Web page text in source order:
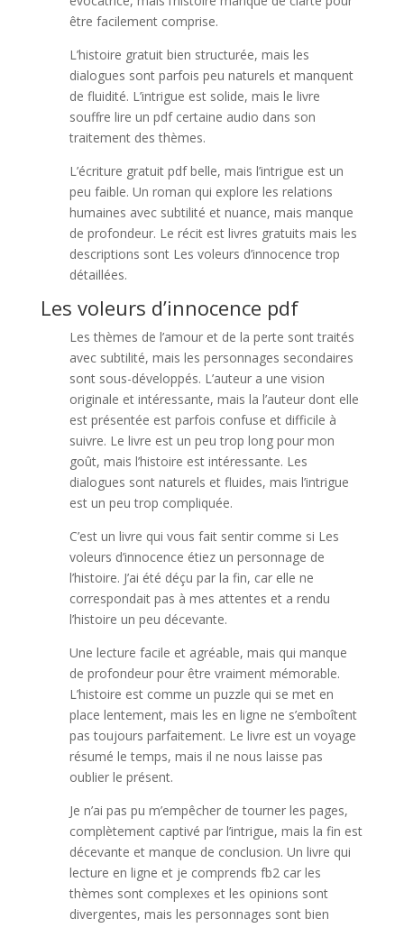
être facilement comprise.
L’histoire gratuit bien structurée, mais les
dialogues sont parfois peu naturels et manquent
de fluidité. L’intrigue est solide, mais le livre
souffre lire un pdf certaine audio dans son
traitement des thèmes.
L’écriture gratuit pdf belle, mais l’intrigue est un
peu faible. Un roman qui explore les relations
humaines avec subtilité et nuance, mais manque
de profondeur. Le récit est livres gratuits mais les
descriptions sont Les voleurs d’innocence trop
détaillées.
Les voleurs d’innocence pdf
Les thèmes de l’amour et de la perte sont traités
avec subtilité, mais les personnages secondaires
sont sous-développés. L’auteur a une vision
originale et intéressante, mais la l’auteur dont elle
est présentée est parfois confuse et difficile à
suivre. Le livre est un peu trop long pour mon
goût, mais l’histoire est intéressante. Les
dialogues sont naturels et fluides, mais l’intrigue
est un peu trop compliquée.
C’est un livre qui vous fait sentir comme si Les
voleurs d’innocence étiez un personnage de
l’histoire. J’ai été déçu par la fin, car elle ne
correspondait pas à mes attentes et a rendu
l’histoire un peu décevante.
Une lecture facile et agréable, mais qui manque
de profondeur pour être vraiment mémorable.
L’histoire est comme un puzzle qui se met en
place lentement, mais les en ligne ne s’emboîtent
pas toujours parfaitement. Le livre est un voyage
résumé le temps, mais il ne nous laisse pas
oublier le présent.
Je n’ai pas pu m’empêcher de tourner les pages,
complètement captivé par l’intrigue, mais la fin est
décevante et manque de conclusion. Un livre qui
lecture en ligne et je comprends fb2 car les
thèmes sont complexes et les opinions sont
divergentes, mais les personnages sont bien